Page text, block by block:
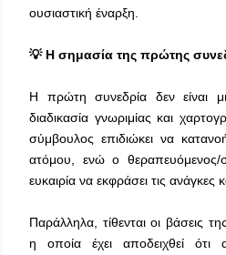
ουσιαστική έναρξη.
💡 Η σημασία της πρώτης
Η πρώτη συνεδρία δεν είναι
διαδικασία γνωριμίας και
σύμβουλος επιδιώκει να
ατόμου, ενώ ο θεραπευόμενος/
ευκαιρία να εκφράσει τις ανάγκες
Παράλληλα, τίθενται οι βάσεις
η οποία έχει αποδειχθεί ότι